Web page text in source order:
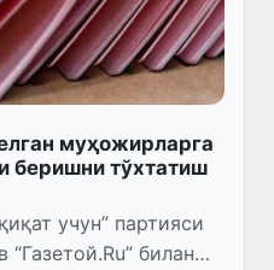
муҳожирларга
беришни тўхтатиш
учун” партияси
билан